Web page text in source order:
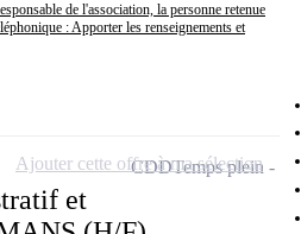
de l'association, la personne retenue
: Apporter les renseignements et
et
CDDTemps plein
Ajouter cette offre à ma sélection